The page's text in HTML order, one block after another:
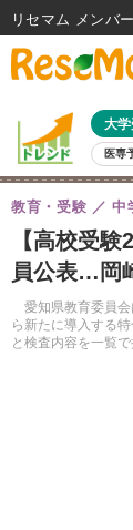
大
医専
親子で考える大学選
共通テスト 夏
8月開催イベント・
自由研究教材（小学
【高校受
員公表…岡
愛知県教育委員会
ら新たに導入する
と検査内容を一覧
教育・受験 中
リセマム メンバ